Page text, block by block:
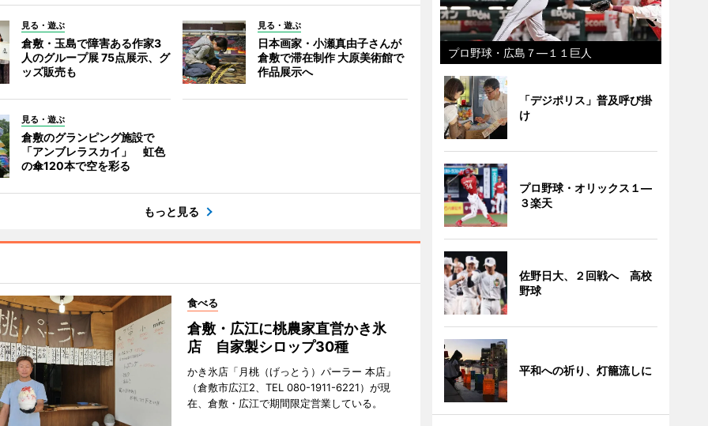
見る・遊ぶ
倉敷・玉島で障害ある作家3
人のグループ展 75点展示、グ
ッズ販売も
見る・遊ぶ
日本画家・小瀬真由子さんが
倉敷で滞在制作 大原美術館で
作品展示へ
見る・遊ぶ
倉敷のグランピング施設で
「アンブレラスカイ」 虹色
の傘120本で空を彩る
もっと見る
食べる
倉敷・広江に桃農家直営かき氷
店 自家製シロップ30種
かき氷店「月桃（げっとう）パーラー 本店」
（倉敷市広江2、TEL 080-1911-6221）が現
在、倉敷・広江で期間限定営業している。
プロ野球・広島７―１１巨人
「デジポリス」普及呼び掛
け
プロ野球・オリックス１―
３楽天
佐野日大、２回戦へ 高校
野球
平和への祈り、灯籠流しに